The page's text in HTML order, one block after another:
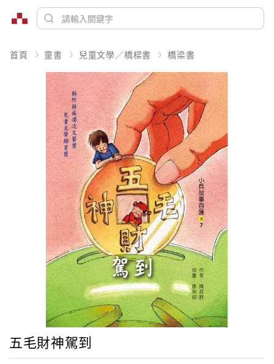
首頁 童書 兒童文學／橋樑書 橋梁書
五毛財神駕到